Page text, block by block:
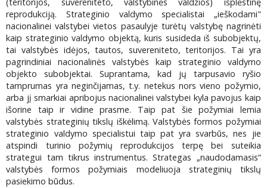
(teritorijos, suvereniteto, valstybinės valdžios) išplėstinę
reprodukciją. Strateginio valdymo specialistai „ieškodami"
nacionalinei valstybei vietos pasaulyje turėtų valstybę nagrinėti
kaip strateginio valdymo objektą, kuris susideda iš subobjektų,
tai valstybės idėjos, tautos, suvereniteto, teritorijos. Tai yra
pagrindiniai nacionalinės valstybės kaip strateginio valdymo
objekto subobjektai. Suprantama, kad jų tarpusavio ryšio
tamprumas yra neginčijamas, t.y. netekus nors vieno požymio,
arba jį smarkiai apribojus nacionalinei valstybei kyla pavojus kaip
išorine taip ir vidine prasme. Taip pat šie požymiai lemia
valstybės strateginių tikslų iškėlimą. Valstybės formos požymiai
strateginio valdymo specialistui taip pat yra svarbūs, nes jie
atspindi turinio požymių reprodukcijos terpę bei suteikia
strategui tam tikrus instrumentus. Strategas „naudodamasis“
valstybės formos požymiais modeliuoja strateginių tikslų
pasiekimo būdus.